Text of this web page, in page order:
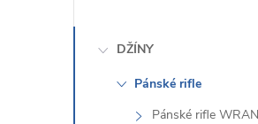
DŽÍNY
Pánské rifle
Pánské rifle